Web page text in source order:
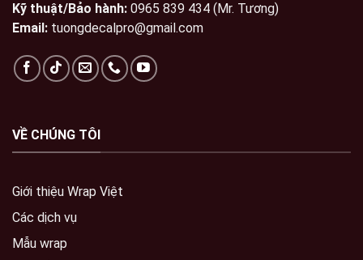
Kỹ thuật/Bảo hành: 0965 839 434 (Mr. Tương)
Email: tuongdecalpro@gmail.com
VỀ CHÚNG TÔI
Giới thiệu Wrap Việt
Các dịch vụ
Mẫu wrap